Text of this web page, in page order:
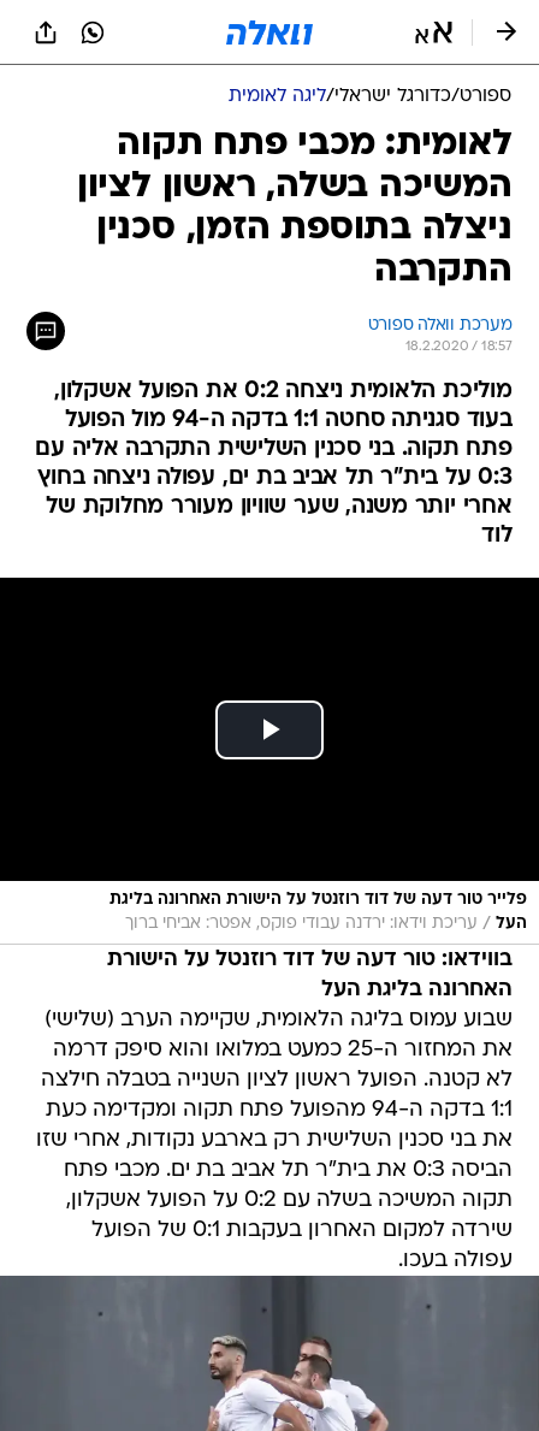
ספורט/כדורגל ישראלי/ליגה לאומית
לאומית: מכבי פתח תקוה
המשיכה בשלה, ראשון לציון
ניצלה בתוספת הזמן, סכנין
התקרבה
מערכת וואלה ספורט
18.2.2020 / 18:57
מוליכת הלאומית ניצחה 0:2 את הפועל אשקלון,
בעוד סגניתה סחטה 1:1 בדקה ה-94 מול הפועל
פתח תקוה. בני סכנין השלישית התקרבה אליה עם
0:3 על בית"ר תל אביב בת ים, עפולה ניצחה בחוץ
אחרי יותר משנה, שער שוויון מעורר מחלוקת של
לוד
פלייר טור דעה של דוד רוזנטל על הישורת האחרונה בליגת
העל / עריכת וידאו: ירדנה עבודי פוקס, אפטר: אביחי ברוך
בווידאו: טור דעה של דוד רוזנטל על הישורת
האחרונה בליגת העל
שבוע עמוס בליגה הלאומית, שקיימה הערב (שלישי)
את המחזור ה-25 כמעט במלואו והוא סיפק דרמה
לא קטנה. הפועל ראשון לציון השנייה בטבלה חילצה
1:1 בדקה ה-94 מהפועל פתח תקוה ומקדימה כעת
את בני סכנין השלישית רק בארבע נקודות, אחרי שזו
הביסה 0:3 את בית"ר תל אביב בת ים. מכבי פתח
תקוה המשיכה בשלה עם 0:2 על הפועל אשקלון,
שירדה למקום האחרון בעקבות 0:1 של הפועל
עפולה בעכו.